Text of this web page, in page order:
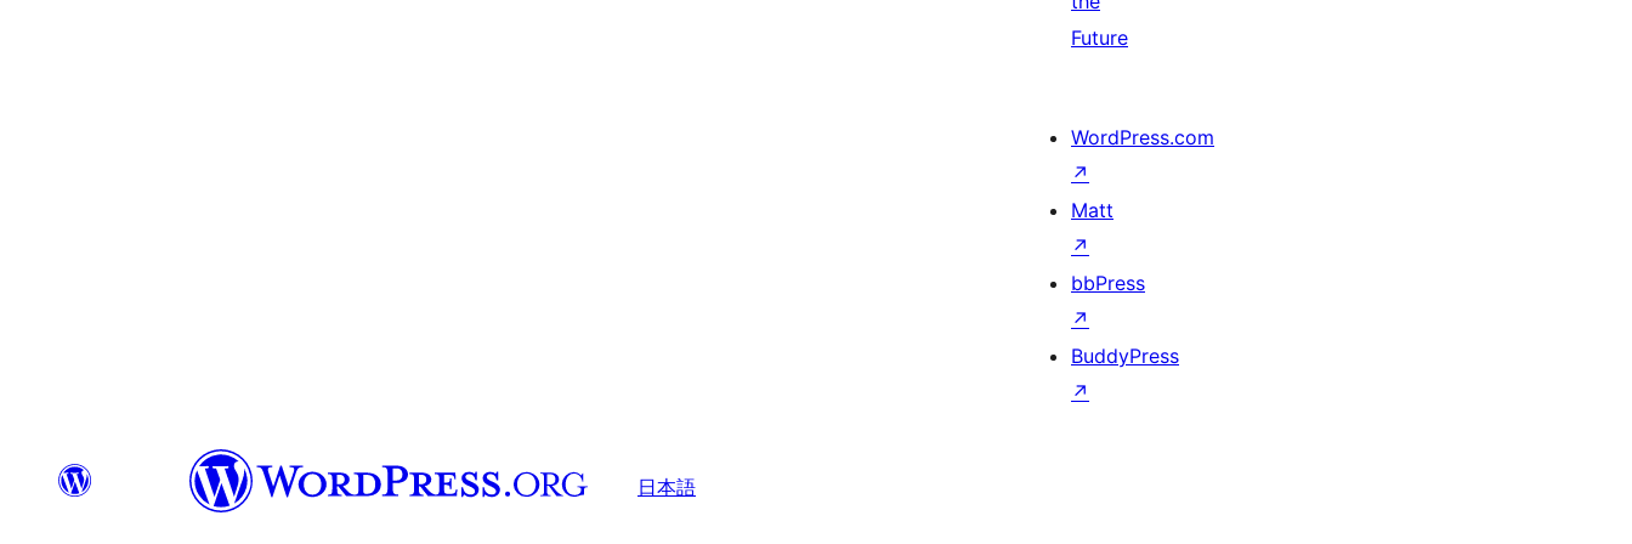
Future
WordPress.com
↗
Matt
↗
bbPress
↗
BuddyPress
↗
日本語